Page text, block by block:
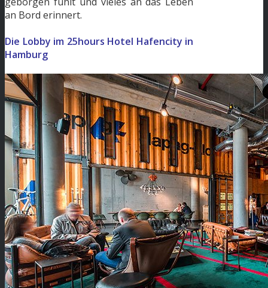
an Bord erinnert.
Die Lobby im 25hours Hotel Hafencity in
Hamburg